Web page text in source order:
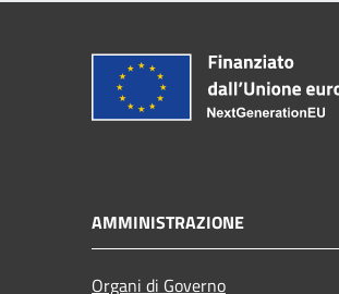
AMMINISTRAZIONE
Organi di Governo